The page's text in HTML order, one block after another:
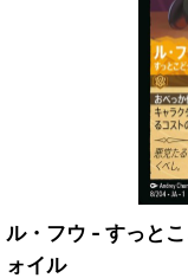
ル・フウ - すっと
ォイル